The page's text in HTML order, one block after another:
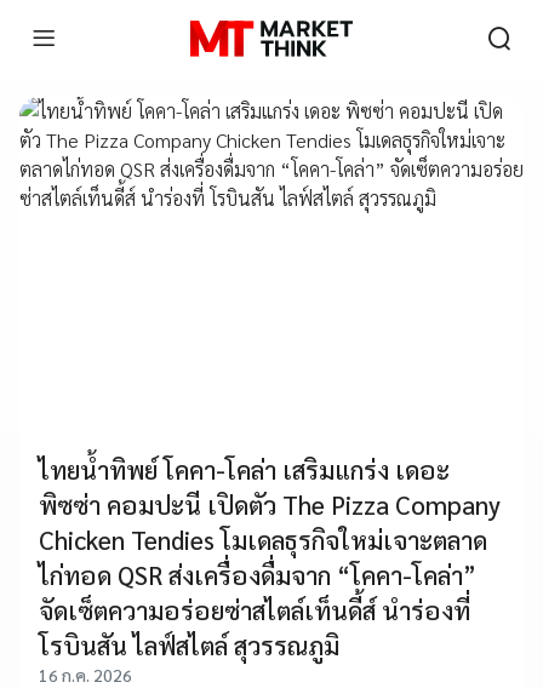
ไทยน้ำทิพย์ โคคา-โคล่า เสริมแกร่ง เดอะ
พิซซ่า คอมปะนี เปิดตัว The Pizza Company
Chicken Tendies โมเดลธุรกิจใหม่เจาะตลาด
ไก่ทอด QSR ส่งเครื่องดื่มจาก “โคคา-โคล่า”
จัดเซ็ตความอร่อยซ่าสไตล์เท็นดี้ส์ นำร่องที่
โรบินสัน ไลฟ์สไตล์ สุวรรณภูมิ
16 ก.ค. 2026